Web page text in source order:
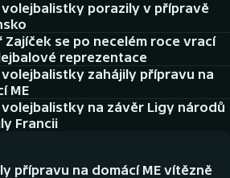
volejbalistky porazily v přípravě
Zajíček se po necelém roce vrací
reprezentace
volejbalistky zahájily přípravu na
ME
volejbalistky na závěr Ligy národů
Francii
přípravu na domácí ME vítězně